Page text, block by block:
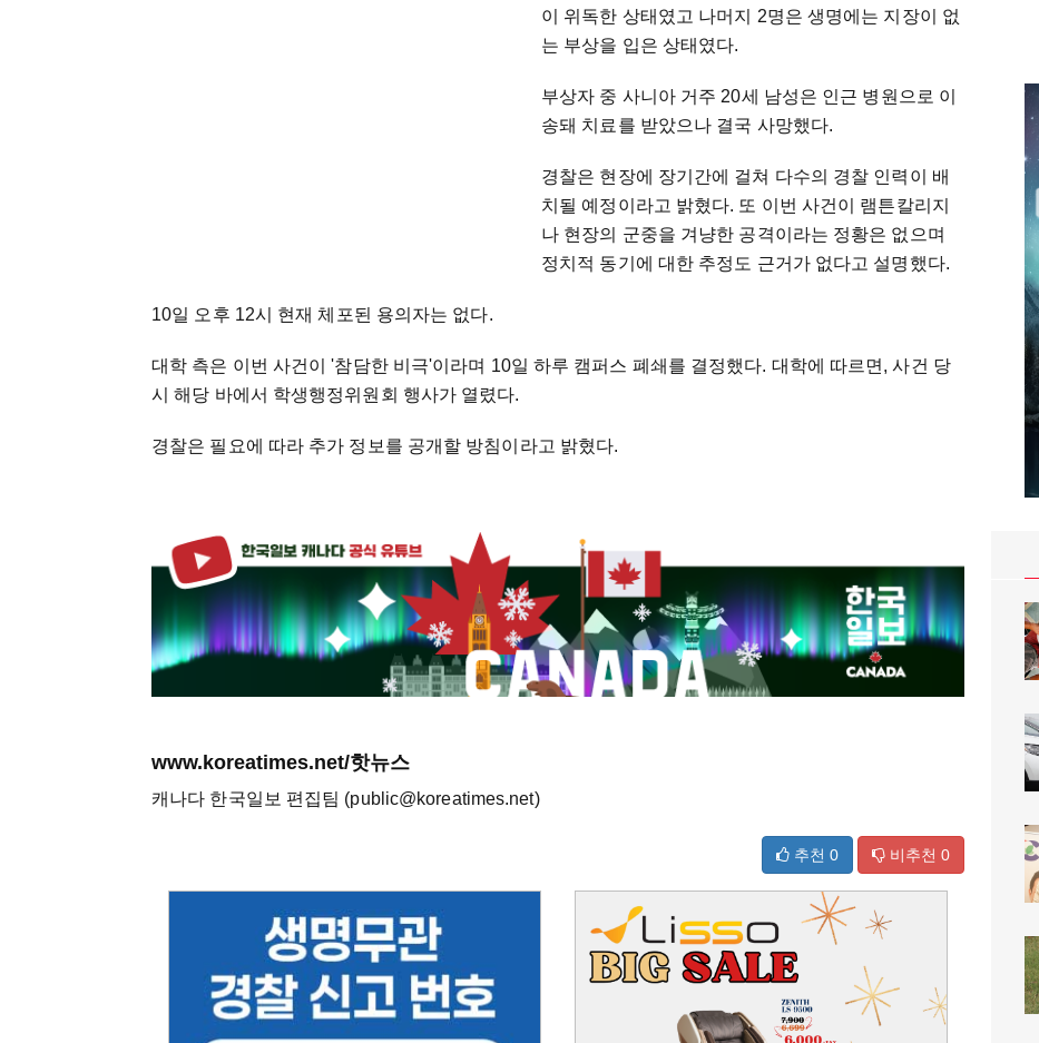
이 위독한 상태였고 나머지 2명은 생명에는 지장이 없
는 부상을 입은 상태였다.
부상자 중 사니아 거주 20세 남성은 인근 병원으로 이
송돼 치료를 받았으나 결국 사망했다.
경찰은 현장에 장기간에 걸쳐 다수의 경찰 인력이 배
치될 예정이라고 밝혔다. 또 이번 사건이 램튼칼리지
나 현장의 군중을 겨냥한 공격이라는 정황은 없으며
정치적 동기에 대한 추정도 근거가 없다고 설명했다.
10일 오후 12시 현재 체포된 용의자는 없다.
대학 측은 이번 사건이 '참담한 비극'이라며 10일 하루 캠퍼스 폐쇄를 결정했다. 대학에 따르면, 사건 당
시 해당 바에서 학생행정위원회 행사가 열렸다.
경찰은 필요에 따라 추가 정보를 공개할 방침이라고 밝혔다.
www.koreatimes.net/핫뉴스
캐나다 한국일보 편집팀 (public@koreatimes.net)
추천 0 비추천 0